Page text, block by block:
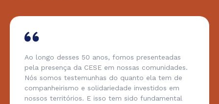
Ao longo desses 50 anos, fomos presenteadas
pela presença da CESE em nossas comunidades.
Nós somos testemunhas do quanto ela tem de
companheirismo e solidariedade investidos em
nossos territórios. E isso tem sido fundamental